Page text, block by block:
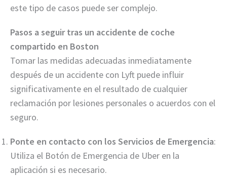
este tipo de casos puede ser complejo.
Pasos a seguir tras un accidente de coche
compartido en Boston
Tomar las medidas adecuadas inmediatamente
después de un accidente con Lyft puede influir
significativamente en el resultado de cualquier
reclamación por lesiones personales o acuerdos con el
seguro.
Ponte en contacto con los Servicios de Emergencia:
Utiliza el Botón de Emergencia de Uber en la
aplicación si es necesario.